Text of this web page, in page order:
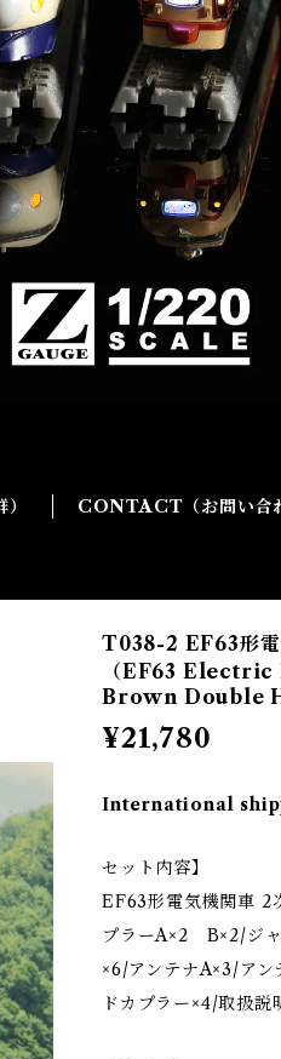
CONTACT（お問い合
T038-2 EF63形電
（EF63
Brown Double
¥21,780
International
セット内容】
EF63形電気機関車 2
プラーA×2 B×2/ジ
×6/アンテナA×3/アン
ドカプラー×4/取扱説